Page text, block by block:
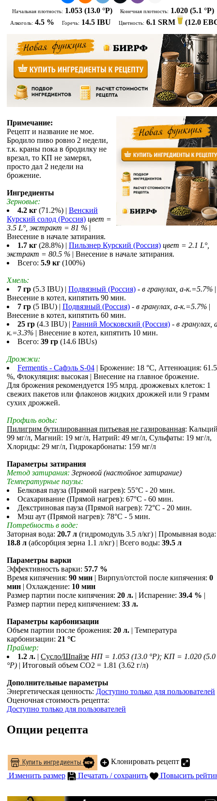
Начальная плотность: 1.053 (13.0 °P) Конечная плотность: 1.020 (5.1 °P)
Алкоголь: 4.5 % Горечь: 14.5 IBU Цветность: 6.1 SRM (12.0
Примечание:
Рецепт и название не мое.
Бродило пиво ровно 2 недели,
т.к. краны пока в бродилку не
врезал, то КП не замерял,
просто дал 2 недели на
брожение.
Ингредиенты
Зерновые:
4.2 кг (71.2%) | Венский
Курский солод (Россия) цвет =
3.5 L°, экстракт = 81 % |
Внесение в начале затирания.
1.7 кг (28.8%) | Пильзнер Курский (Россия) цвет = 2.1 L°,
экстракт = 80.5 % | Внесение в начале затирания.
Всего: 5.9 кг (100%)
Хмель:
7 гр (5.3 IBU) | Подвязный (Россия) - в гранулах, a-к.=5.7% |
Внесение в котел, кипятить 90 мин.
7 гр (5 IBU) | Подвязный (Россия) - в гранулах, a-к.=5.7% |
Внесение в котел, кипятить 60 мин.
25 гр (4.3 IBU) | Ранний Московский (Россия) - в гранулах,
к.=3.3% | Внесение в котел, кипятить 10 мин.
Всего: 39 гр (14.6 IBUs)
Дрожжи:
Fermentis - Сафэль S-04 | Брожение: 18 °С, Аттенюация: 61.5
%, Флокуляция: высокая | Внесение на главное брожение.
Для брожения рекомендуется 195 млрд. дрожжевых клеток: 1
свежих пакетов или флаконов жидких дрожжей или 9 грамм
сухих дрожжей.
Профиль воды:
Пилигрим бутилированная питьевая не газированная:
99 мг/л, Магний: 19 мг/л, Натрий: 49 мг/л, Сульфаты: 19 мг/л,
Хлориды: 29 мг/л, Гидрокарбонаты: 159 мг/л
Параметры затирания
Метод затирания: Зерновой (настойное затирание)
Температурные паузы:
Белковая пауза (Прямой нагрев): 55°С - 20 мин.
Осахаривание (Прямой нагрев): 67°С - 60 мин.
Декстриновая пауза (Прямой нагрев): 72°С - 20 мин.
Мэш аут (Прямой нагрев): 78°С - 5 мин.
Потребность в воде:
Заторная вода: 20.7 л (гидромодуль 3.5 л/кг) | Промывная вода:
18.8 л (абсорбция зерна 1.1 л/кг) | Всего воды: 39.5 л
Параметры варки
Эффективность варки: 57.7 %
Время кипячения: 90 мин | Вирпул/отстой после кипячения: 0
мин | Охлаждение: 10 мин
Размер партии после кипячения: 20 л. | Испарение: 39.4 % |
Размер партии перед кипячением: 33 л.
Параметры карбонизации
Объем партии после брожения: 20 л. | Температура
карбонизации: 21 °С
Праймер:
1.2 л. | Сусло/Шпайзе НП = 1.053 (13.0 °P); КП = 1.020 (5.0
°P) | Итоговый объем СO2 = 1.81 (3.62 г/л)
Дополнительные параметры
Энергетическая ценность: Доступно только для пользователей
Оценочная стоимость рецепта:
Доступно только для пользователей
Опции рецепта
Купить ингредиенты
Клонировать рецепт
Изменить размер
Печатать / сохранить Повысить